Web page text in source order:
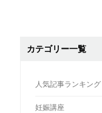
カテゴリー一覧
人気記事ランキング
妊娠講座